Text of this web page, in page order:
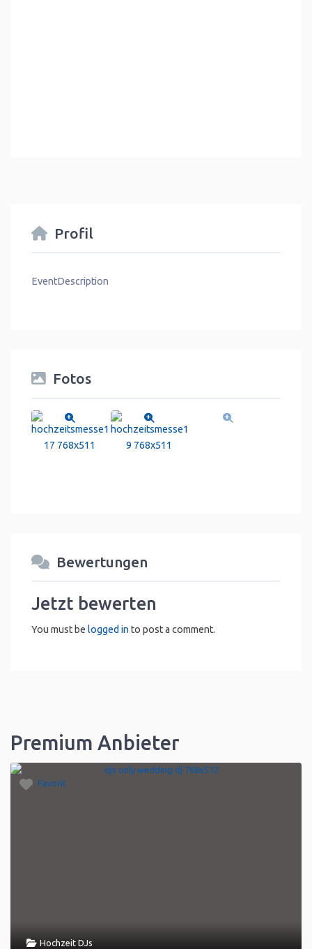
Profil
EventDescription
Fotos
Bewertungen
Jetzt bewerten
You must be logged into post a comment.
Premium Anbieter
Favorit
Hochzeit DJs